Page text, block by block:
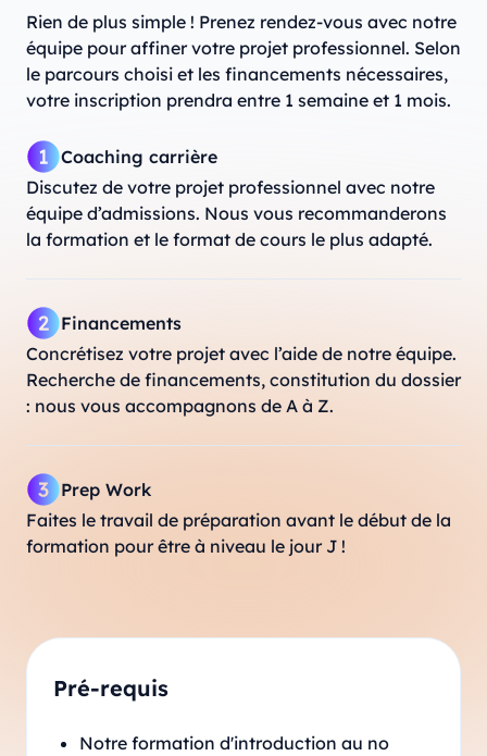
Rien de plus simple ! Prenez rendez-vous avec notre
équipe pour affiner votre projet professionnel. Selon
le parcours choisi et les financements nécessaires,
votre inscription prendra entre 1 semaine et 1 mois.
Coaching carrière
Discutez de votre projet professionnel avec notre
équipe d’admissions. Nous vous recommanderons
la formation et le format de cours le plus adapté.
Financements
Concrétisez votre projet avec l’aide de notre équipe.
Recherche de financements, constitution du dossier
: nous vous accompagnons de A à Z.
Prep Work
Faites le travail de préparation avant le début de la
formation pour être à niveau le jour J !
Pré-requis
Notre formation d'introduction au no